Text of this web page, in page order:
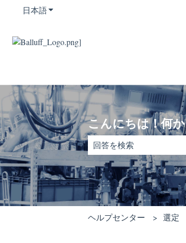
日本語翻訳のサブメニューを表示
こんにちは！何
検索フィールドが空なの
ヘルプセンター 選定